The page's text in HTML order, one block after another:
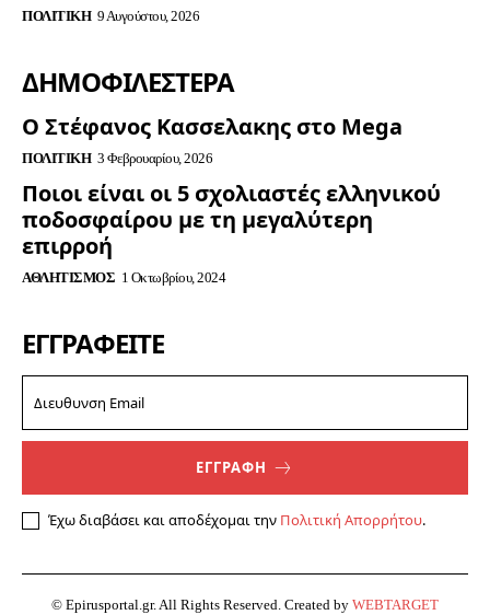
ΠΟΛΙΤΙΚΉ 9 Αυγούστου, 2026
ΔΗΜΟΦΙΛΈΣΤΕΡΑ
Ο Στέφανος Κασσελακης στο Mega
ΠΟΛΙΤΙΚΉ 3 Φεβρουαρίου, 2026
Ποιοι είναι οι 5 σχολιαστές ελληνικού
ποδοσφαίρου με τη μεγαλύτερη
επιρροή
ΑΘΛΗΤΙΣΜΌΣ 1 Οκτωβρίου, 2024
ΕΓΓΡΑΦΕΊΤΕ
ΕΓΓΡΑΦΗ
Έχω διαβάσει και αποδέχομαι την Πολιτική Απορρήτου.
© Epirusportal.gr. All Rights Reserved. Created by WEBTARGET